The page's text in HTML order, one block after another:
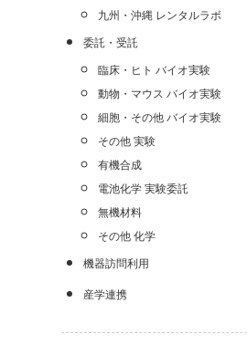
九州・沖縄 レンタルラボ
委託・受託
臨床・ヒト バイオ実験
動物・マウス バイオ実験
細胞・その他 バイオ実験
その他 実験
有機合成
電池化学 実験委託
無機材料
その他 化学
機器訪問利用
産学連携